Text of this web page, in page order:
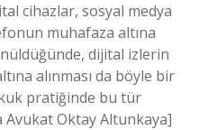
cihazlar, sosyal medya
muhafaza altına
dijital izlerin
alınması da böyle bir
pratiğinde bu tür
Oktay Altunkaya]